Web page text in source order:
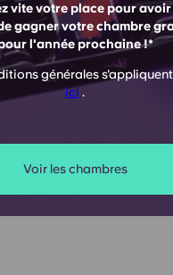
vite votre place pour
gagner votre chambre
l'année prochaine !*
générales
ici .
Voir les chambres
! J'y ai passé ma
voulu changer. Ils
géniaux pour
Les installations et
La salle d'étude
la période des examens
très pratique pour se
et l'arrêt de bus sont